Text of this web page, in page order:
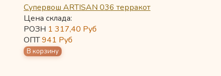
Супервош ARTISAN 036 терракот
Цена склада:
РОЗН 1 317,40 Руб
ОПТ941 Руб